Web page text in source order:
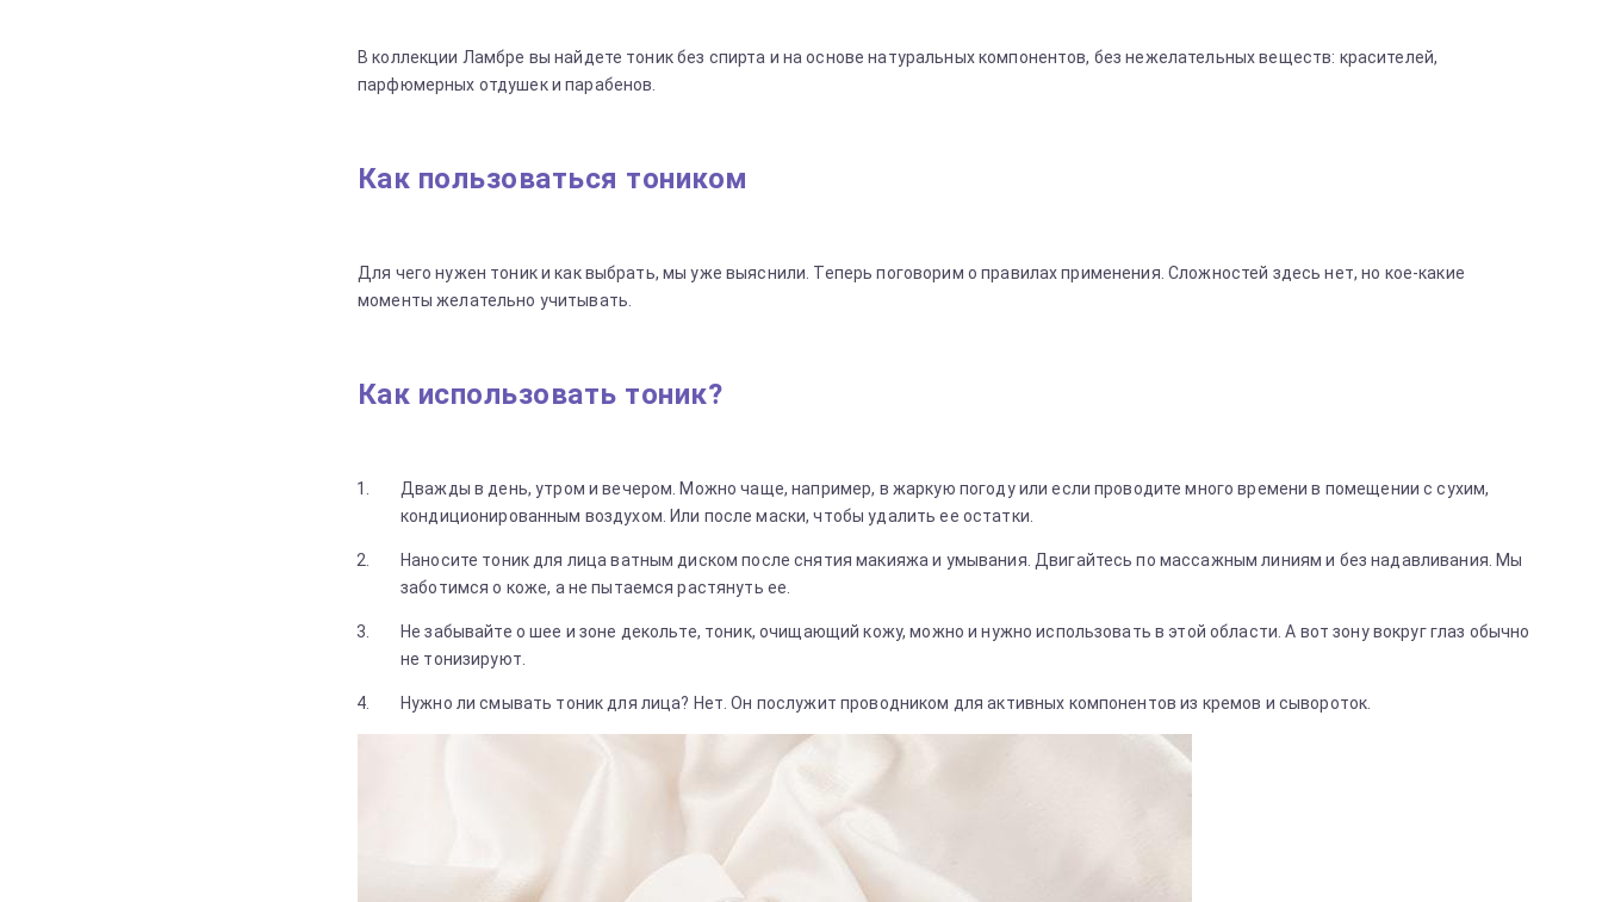
В коллекции Ламбре вы найдете тоник без спирта и на основе натуральных компонентов, без нежелательных веществ: красителей,
парфюмерных отдушек и парабенов.
Как пользоваться тоником
Для чего нужен тоник и как выбрать, мы уже выяснили. Теперь поговорим о правилах применения. Сложностей здесь нет, но кое-какие
моменты желательно учитывать.
Как использовать тоник?
Дважды в день, утром и вечером. Можно чаще, например, в жаркую погоду или если проводите много времени в помещении с сухим,
кондиционированным воздухом. Или после маски, чтобы удалить ее остатки.
Наносите тоник для лица ватным диском после снятия макияжа и умывания. Двигайтесь по массажным линиям и без надавливания. Мы
заботимся о коже, а не пытаемся растянуть ее.
Не забывайте о шее и зоне декольте, тоник, очищающий кожу, можно и нужно использовать в этой области. А вот зону вокруг глаз обычно
не тонизируют.
Нужно ли смывать тоник для лица? Нет. Он послужит проводником для активных компонентов из кремов и сывороток.